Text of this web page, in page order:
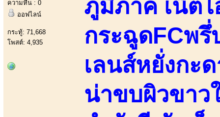
ความหื่น : 0
ออฟไลน์
กระทู้: 71,668
โพสต์: 4,935
ภูมิภาค เน็ต
กระฉูดFCพ
เลนส์หยั่งกะ
น่าขบผิวขาว